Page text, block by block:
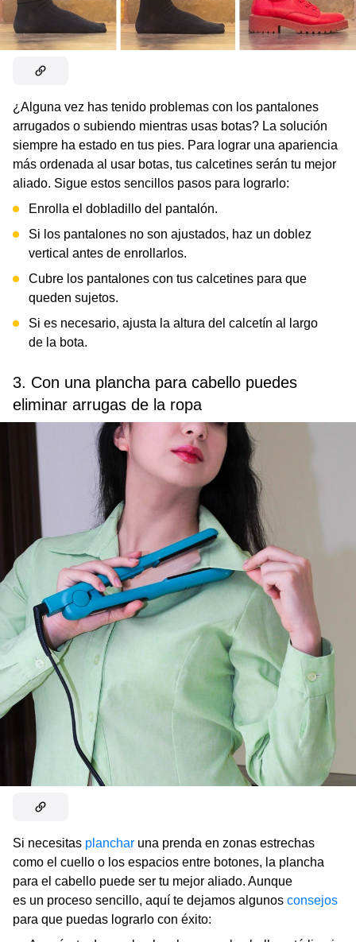
¿Alguna vez has tenido problemas con los pantalones
arrugados o subiendo mientras usas botas? La solución
siempre ha estado en tus pies. Para lograr una apariencia
más ordenada al usar botas, tus calcetines serán tu mejor
aliado. Sigue estos sencillos pasos para lograrlo:
Enrolla el dobladillo del pantalón.
Si los pantalones no son ajustados, haz un doblez
vertical antes de enrollarlos.
Cubre los pantalones con tus calcetines para que
queden sujetos.
Si es necesario, ajusta la altura del calcetín al largo
de la bota.
3. Con una plancha para cabello puedes
eliminar arrugas de la ropa
Si necesitas planchar una prenda en zonas estrechas
como el cuello o los espacios entre botones, la plancha
para el cabello puede ser tu mejor aliado. Aunque
es un proceso sencillo, aquí te dejamos algunos consejos
para que puedas lograrlo con éxito: